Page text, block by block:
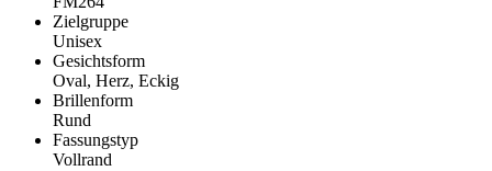
Zielgruppe
Unisex
Gesichtsform
Oval, Herz, Eckig
Brillenform
Rund
Fassungstyp
Vollrand